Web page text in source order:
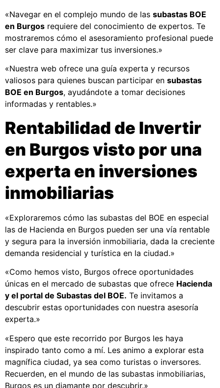
«Navegar en el complejo mundo de las subastas BOE
en Burgos requiere del conocimiento de expertos. Te
mostraremos cómo el asesoramiento profesional puede
ser clave para maximizar tus inversiones.»
«Nuestra web ofrece una guía experta y recursos
valiosos para quienes buscan participar en subastas
BOE en Burgos, ayudándote a tomar decisiones
informadas y rentables.»
Rentabilidad de Invertir
en Burgos visto por una
experta en inversiones
inmobiliarias
«Exploraremos cómo las subastas del BOE en especial
las de Hacienda en Burgos pueden ser una vía rentable
y segura para la inversión inmobiliaria, dada la creciente
demanda residencial y turística en la ciudad.»
«Como hemos visto, Burgos ofrece oportunidades
únicas en el mercado de subastas que ofrece Hacienda
y el portal de Subastas del BOE. Te invitamos a
descubrir estas oportunidades con nuestra asesoría
experta.»
«Espero que este recorrido por Burgos les haya
inspirado tanto como a mí. Les animo a explorar esta
magnífica ciudad, ya sea como turistas o inversores.
Recuerden, en el mundo de las subastas inmobiliarias,
Burgos es un diamante por descubrir.»